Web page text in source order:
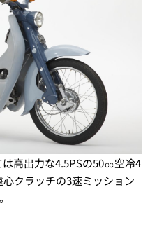
高出力な4.5PSの50㏄空冷4
クラッチの3速ミッション